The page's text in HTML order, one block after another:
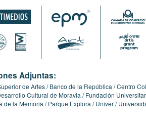
Adjuntas:
de Artes Banco de la República Centro
Cultural de Moravia
Fundación
de la Memoria
Parque Explora Univer